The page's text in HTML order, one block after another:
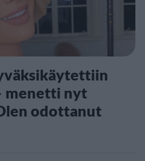
menetti nyt
odottanut